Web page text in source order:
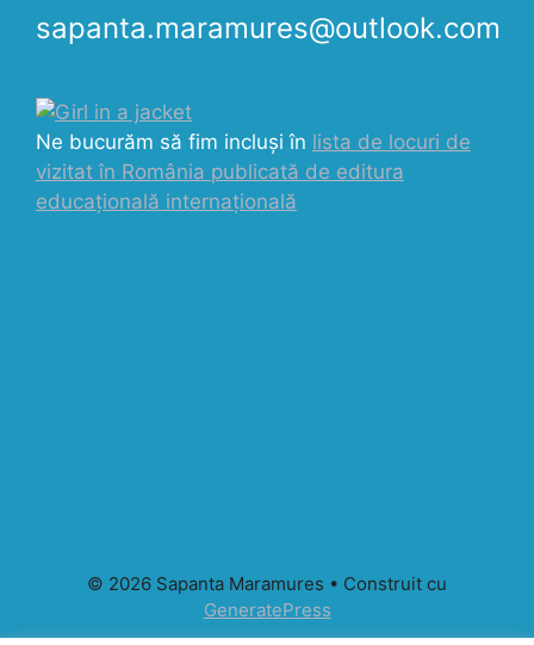
sapanta.maramures@outlook.com
Ne bucurăm să fim incluși în lista de locuri de
vizitat în România publicată de editura
educațională internațională
© 2026 Sapanta Maramures • Construit cu
GeneratePress